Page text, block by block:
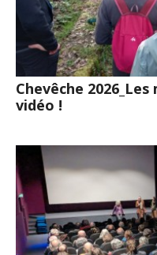
Chevêche
vidéo !